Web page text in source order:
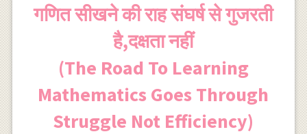
गणित सीखने की राह संघर्ष से गुजरती
है,दक्षता नहीं
(The Road To Learning
Mathematics Goes Through
Struggle Not Efficiency)